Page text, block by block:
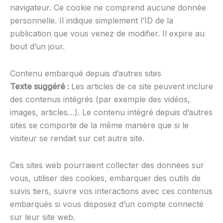
navigateur. Ce cookie ne comprend aucune donnée
personnelle. Il indique simplement l’ID de la
publication que vous venez de modifier. Il expire au
bout d’un jour.
Contenu embarqué depuis d’autres sites
Texte suggéré : Les articles de ce site peuvent inclure
des contenus intégrés (par exemple des vidéos,
images, articles…). Le contenu intégré depuis d’autres
sites se comporte de la même manière que si le
visiteur se rendait sur cet autre site.
Ces sites web pourraient collecter des données sur
vous, utiliser des cookies, embarquer des outils de
suivis tiers, suivre vos interactions avec ces contenus
embarqués si vous disposez d’un compte connecté
sur leur site web.